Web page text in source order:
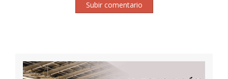
Subir comentario